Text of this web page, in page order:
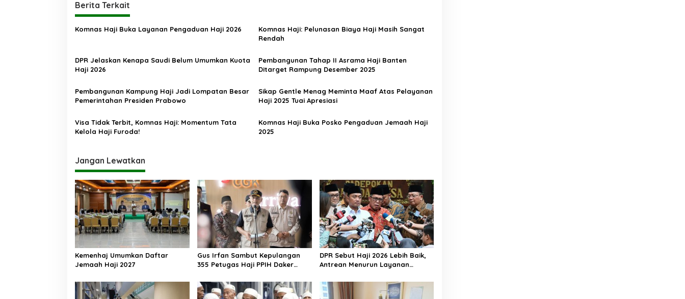
i
g
a
i
o
s
Berita Terkait
Komnas Haji Buka Layanan Pengaduan Haji 2026
Komnas Haji: Pelunasan Biaya Haji Masih Sangat
Rendah
DPR Jelaskan Kenapa Saudi Belum Umumkan Kuota
Haji 2026
Pembangunan Tahap II Asrama Haji Banten
Ditarget Rampung Desember 2025
Pembangunan Kampung Haji Jadi Lompatan Besar
Pemerintahan Presiden Prabowo
Sikap Gentle Menag Meminta Maaf Atas Pelayanan
Haji 2025 Tuai Apresiasi
Visa Tidak Terbit, Komnas Haji: Momentum Tata
Kelola Haji Furoda!
Komnas Haji Buka Posko Pengaduan Jemaah Haji
2025
Jangan Lewatkan
Kemenhaj Umumkan Daftar
Jemaah Haji 2027
Gus Irfan Sambut Kepulangan
355 Petugas Haji PPIH Daker
DPR Sebut Haji 2026 Lebih Baik,
Antrean Menurun Layanan